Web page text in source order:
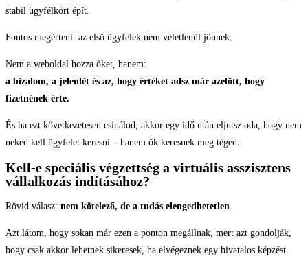
stabil ügyfélkört épít.
Fontos megérteni: az első ügyfelek nem véletlenül jönnek.
Nem a weboldal hozza őket, hanem:
a bizalom, a jelenlét és az, hogy értéket adsz már azelőtt, hogy
fizetnének érte.
És ha ezt következetesen csinálod, akkor egy idő után eljutsz oda, hogy nem
neked kell ügyfelet keresni – hanem ők keresnek meg téged.
Kell-e speciális végzettség a virtuális asszisztens
vállalkozás indításához?
Rövid válasz: nem kötelező, de a tudás elengedhetetlen.
Azt látom, hogy sokan már ezen a ponton megállnak, mert azt gondolják,
hogy csak akkor lehetnek sikeresek, ha elvégeznek egy hivatalos képzést.